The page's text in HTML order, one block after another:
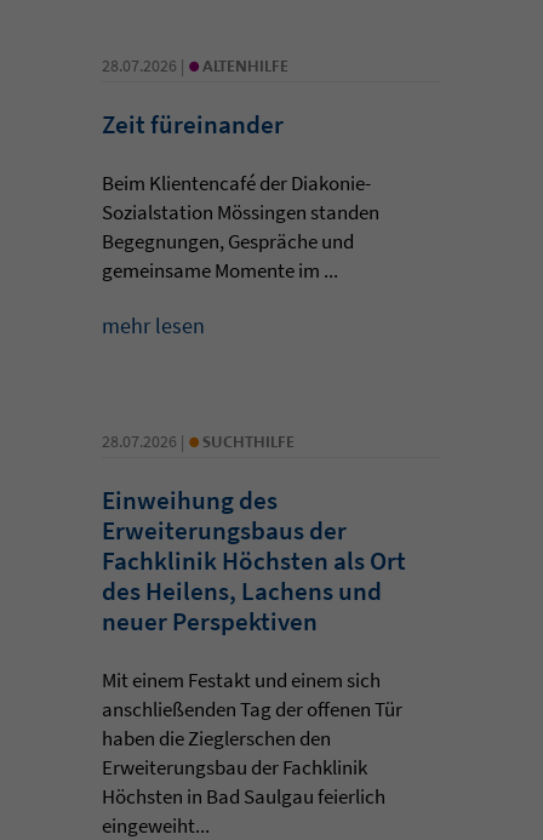
28.07.2026 | • ALTENHILFE
Zeit füreinander
Beim Klientencafé der Diakonie-
Sozialstation Mössingen standen
Begegnungen, Gespräche und
gemeinsame Momente im ...
mehr lesen
28.07.2026 | • SUCHTHILFE
Einweihung des
Erweiterungsbaus der
Fachklinik Höchsten als Ort
des Heilens, Lachens und
neuer Perspektiven
Mit einem Festakt und einem sich
anschließenden Tag der offenen Tür
haben die Zieglerschen den
Erweiterungsbau der Fachklinik
Höchsten in Bad Saulgau feierlich
eingeweiht...